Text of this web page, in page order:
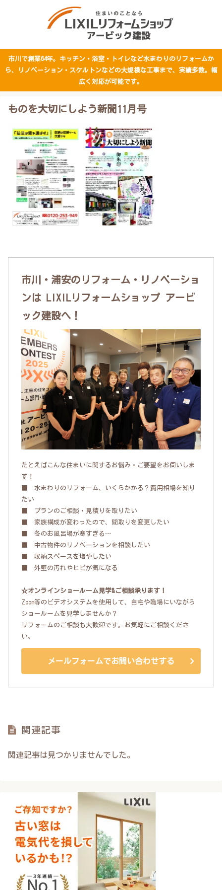
市川で創業64年。キッチン・浴室・トイレなど水まわりのリフォームか
ら、リノベーション・スケルトンなどの大規模な工事まで、実績多数。幅
広く対応が可能です。
ものを大切にしよう新聞11月号
市川・浦安のリフォーム・リノベーショ
ンは LIXILリフォームショップ アービ
ック建設へ！
たとえばこんな住まいに関するお悩み・ご要望をお伺いしま
す！
■ 水まわりのリフォーム、いくらかかる？費用相場を知り
たい
■ プランのご相談・見積りを取りたい
■ 家族構成が変わったので、間取りを変更したい
■ 冬のお風呂場が寒すぎる…
■ 中古物件のリノベーションを相談したい
■ 収納スペースを増やしたい
■ 外壁の汚れやヒビが気になる
☆オンラインショールーム見学&ご相談承ります！
Zoom等のビデオシステムを使用して、自宅や職場にいながら
ショールームを見学しませんか？
リフォームのご相談も大歓迎です。お気軽にご相談くださ
い。
メールフォームでお問い合わせする
関連記事
関連記事は見つかりませんでした。